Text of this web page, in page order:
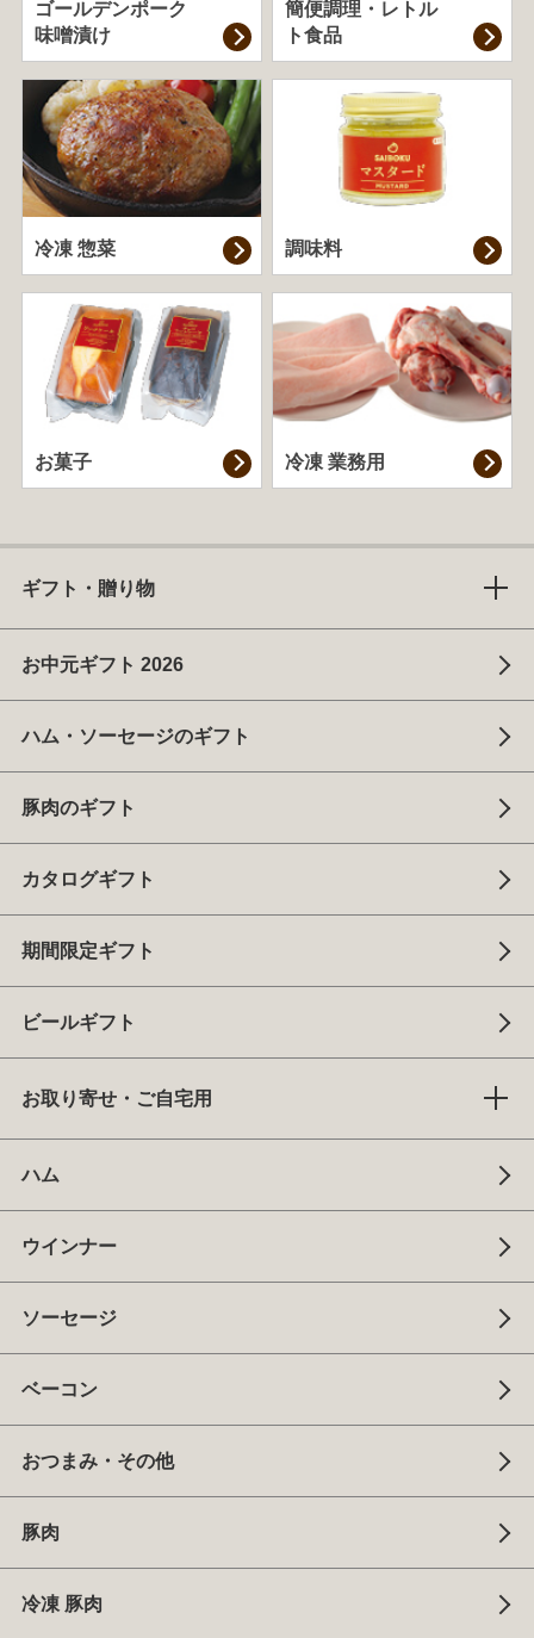
ゴールデンポーク
味噌漬け
簡便調理・ レトル
ト食品
冷凍 惣菜 調味料
お菓子 冷凍 業務用
ギフト・贈り物
お中元ギフト 2026
ハム・ソーセージのギフト
豚肉のギフト
カタログギフト
期間限定ギフト
ビールギフト
お取り寄せ・ご自宅用
ハム
ウインナー
ソーセージ
ベーコン
おつまみ・その他
豚肉
冷凍 豚肉